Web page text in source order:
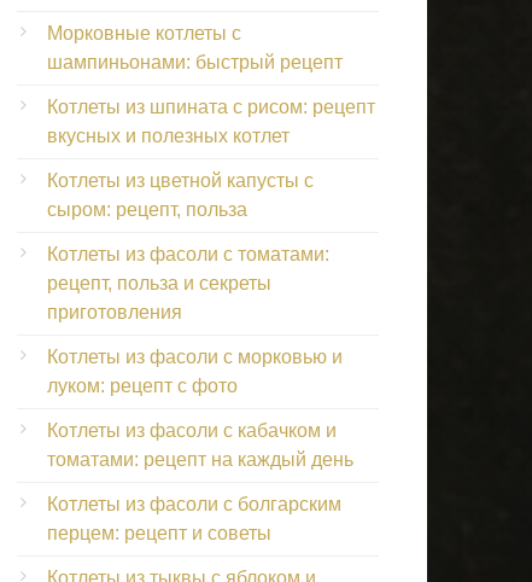
Морковные котлеты с
шампиньонами: быстрый рецепт
Котлеты из шпината с рисом: рецепт
вкусных и полезных котлет
Котлеты из цветной капусты с
сыром: рецепт, польза
Котлеты из фасоли с томатами:
рецепт, польза и секреты
приготовления
Котлеты из фасоли с морковью и
луком: рецепт с фото
Котлеты из фасоли с кабачком и
томатами: рецепт на каждый день
Котлеты из фасоли с болгарским
перцем: рецепт и советы
Котлеты из тыквы с яблоком и